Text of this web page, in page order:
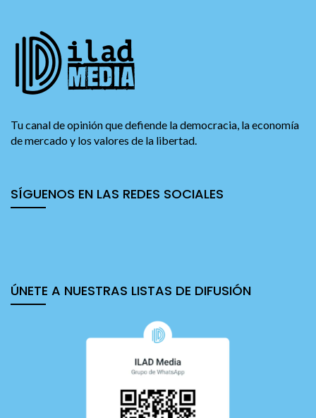
Tu canal de opinión que defiende la democracia, la economía
de mercado y los valores de la libertad.
SÍGUENOS EN LAS REDES SOCIALES
ÚNETE A NUESTRAS LISTAS DE DIFUSIÓN